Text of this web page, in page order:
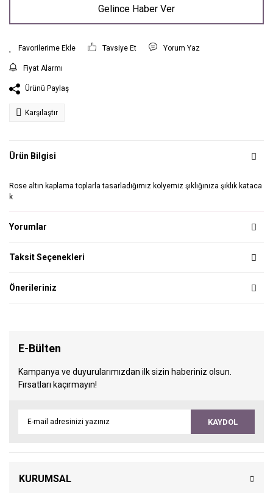
Gelince Haber Ver
Tavsiye Et Yorum Yaz
Fiyat Alarmı
Ürünü Paylaş
Karşılaştır
Ürün Bilgisi
Rose altın kaplama toplarla tasarladığımız kolyemiz şıklığınıza şıklık kataca
k
Yorumlar
Taksit Seçenekleri
Önerileriniz
E-Bülten
Kampanya ve duyurularımızdan ilk sizin haberiniz olsun.
Fırsatları kaçırmayın!
KAYDOL
KURUMSAL